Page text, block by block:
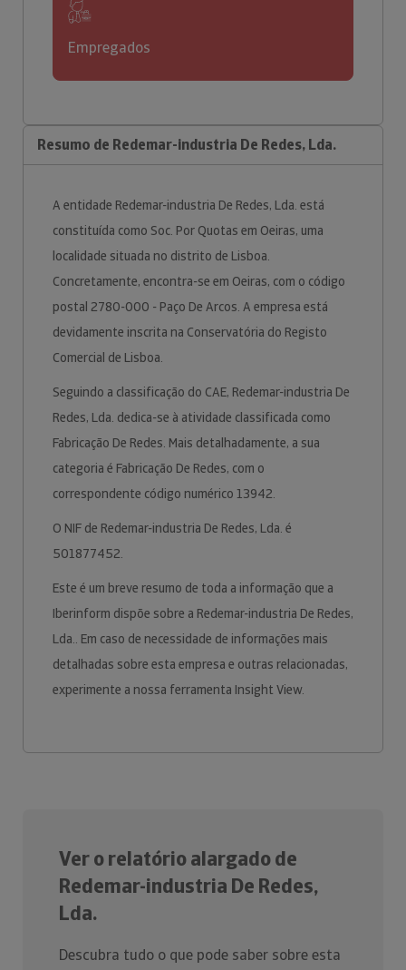
Empregados
Resumo de Redemar-industria De Redes, Lda.
A entidade Redemar-industria De Redes, Lda. está
constituída como Soc. Por Quotas em Oeiras, uma
localidade situada no distrito de Lisboa.
Concretamente, encontra-se em Oeiras, com o código
postal 2780-000 - Paço De Arcos. A empresa está
devidamente inscrita na Conservatória do Registo
Comercial de Lisboa.
Seguindo a classificação do CAE, Redemar-industria De
Redes, Lda. dedica-se à atividade classificada como
Fabricação De Redes. Mais detalhadamente, a sua
categoria é Fabricação De Redes, com o
correspondente código numérico 13942.
O NIF de Redemar-industria De Redes, Lda. é
501877452.
Este é um breve resumo de toda a informação que a
Iberinform dispõe sobre a Redemar-industria De Redes,
Lda.. Em caso de necessidade de informações mais
detalhadas sobre esta empresa e outras relacionadas,
experimente a nossa ferramenta Insight View.
Ver o relatório alargado de
Redemar-industria De Redes,
Lda.
Descubra tudo o que pode saber sobre esta